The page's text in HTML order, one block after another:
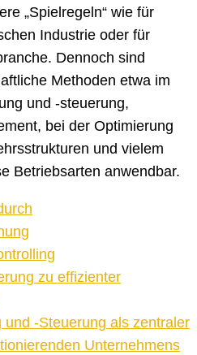
„Spielregeln“ wie für
Industrie oder für
Dennoch sind
Methoden etwa im
und -steuerung,
bei der Optimierung
und vielem
Betriebsarten anwendbar.
zu effizienter
und -Steuerung als zentraler
Unternehmens